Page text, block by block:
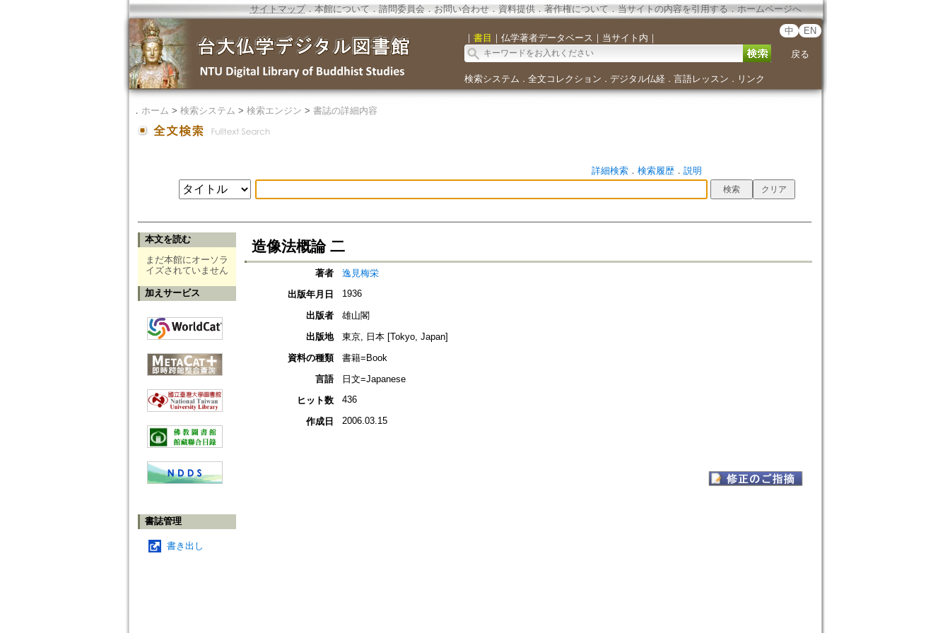
サイトマップ．本館について ． 諮問委員会． お問い合わせ． 資料提供． 著作権について．当サイトの内容を引用する ． ホームページへ
｜ 書目 ｜ 仏学著者データベース ｜ 当サイト内 ｜
中 EN
戻る
検索システム ． 全文コレクション ． デジタル仏経． 言語レッスン ． リンク
． ホーム > 検索システム > 検索エンジン > 書誌の詳細内容
詳細検索． 検索履歴． 説明
本文を読む
まだ本館にオーソラ
イズされていません
加えサービス
書誌管理
書き出し
造像法概論 二
著者
逸見梅栄
出版年月日
1936
出版者
雄山閣
出版地
東京, 日本 [Tokyo, Japan]
資料の種類
書籍=Book
言語
日文=Japanese
ヒット数
436
作成日 2006.03.15